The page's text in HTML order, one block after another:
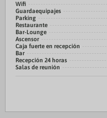
Wifi
Guardaequipajes
Parking
Restaurante
Bar-Lounge
Ascensor
Caja fuerte en recepción
Bar
Recepción 24 horas
Salas de reunión